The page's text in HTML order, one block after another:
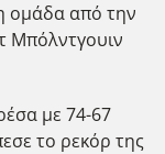
ομάδα από την
Μπόλντγουιν
με 74-67
το ρεκόρ της